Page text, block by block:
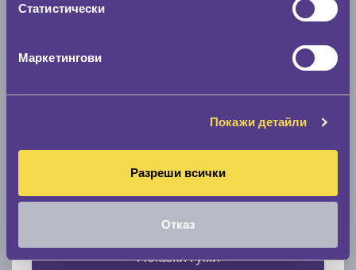
Статистически
Маркетингови
Покажи детайли
Разреши всички
Отказ
По марка автомобил
Покажи гуми